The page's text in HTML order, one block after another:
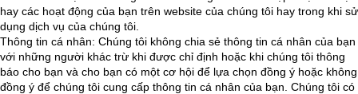
hay các hoạt động của bạn trên website của chúng tôi hay trong khi sử
dụng dịch vụ của chúng tôi.
Thông tin cá nhân: Chúng tôi không chia sẻ thông tin cá nhân của bạn
với những người khác trừ khi được chỉ định hoặc khi chúng tôi thông
báo cho bạn và cho bạn có một cơ hội để lựa chọn đồng ý hoặc không
đồng ý để chúng tôi cung cấp thông tin cá nhân của bạn. Chúng tôi có